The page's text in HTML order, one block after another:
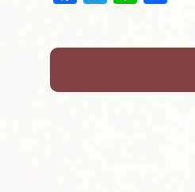
e
w
t
e